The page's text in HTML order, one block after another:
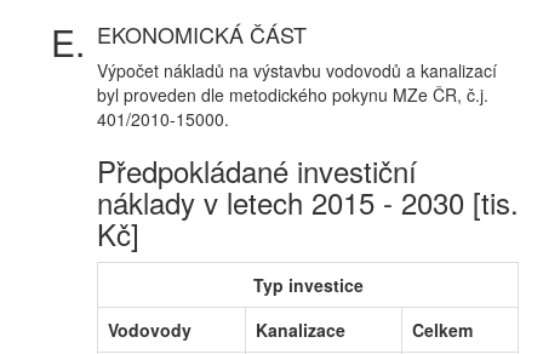
EKONOMICKÁ ČÁST
Výpočet nákladů na výstavbu vodovodů a kanalizací
byl proveden dle metodického pokynu MZe ČR, č.j.
401/2010-15000.
Předpokládané investiční
náklady v letech 2015 - 2030 [tis.
Kč]
Typ investice
Vodovody
Kanalizace
Celkem